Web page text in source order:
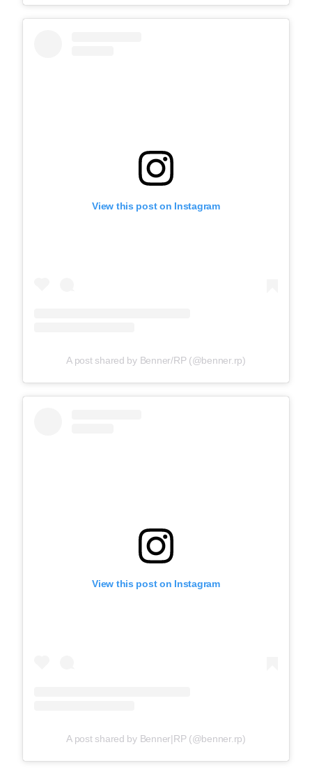
View this post on Instagram
A post shared by Benner/RP (@benner.rp)
View this post on Instagram
A post shared by Benner|RP (@benner.rp)